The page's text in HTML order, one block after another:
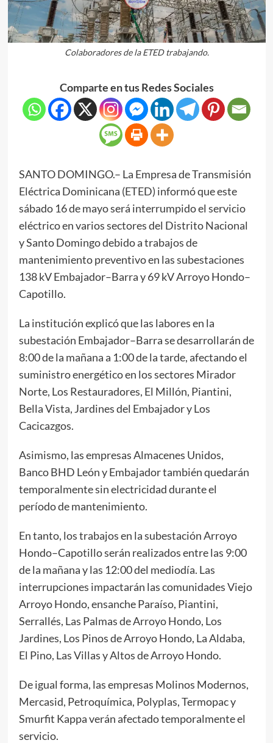
Colaboradores de la ETED trabajando.
Comparte en tus Redes Sociales
SANTO DOMINGO.– La Empresa de Transmisión
Eléctrica Dominicana (ETED) informó que este
sábado 16 de mayo será interrumpido el servicio
eléctrico en varios sectores del Distrito Nacional
y Santo Domingo debido a trabajos de
mantenimiento preventivo en las subestaciones
138 kV Embajador–Barra y 69 kV Arroyo Hondo–
Capotillo.
La institución explicó que las labores en la
subestación Embajador–Barra se desarrollarán de
8:00 de la mañana a 1:00 de la tarde, afectando el
suministro energético en los sectores Mirador
Norte, Los Restauradores, El Millón, Piantini,
Bella Vista, Jardines del Embajador y Los
Cacicazgos.
Asimismo, las empresas Almacenes Unidos,
Banco BHD León y Embajador también quedarán
temporalmente sin electricidad durante el
período de mantenimiento.
En tanto, los trabajos en la subestación Arroyo
Hondo–Capotillo serán realizados entre las 9:00
de la mañana y las 12:00 del mediodía. Las
interrupciones impactarán las comunidades Viejo
Arroyo Hondo, ensanche Paraíso, Piantini,
Serrallés, Las Palmas de Arroyo Hondo, Los
Jardines, Los Pinos de Arroyo Hondo, La Aldaba,
El Pino, Las Villas y Altos de Arroyo Hondo.
De igual forma, las empresas Molinos Modernos,
Mercasid, Petroquímica, Polyplas, Termopac y
Smurfit Kappa verán afectado temporalmente el
servicio.